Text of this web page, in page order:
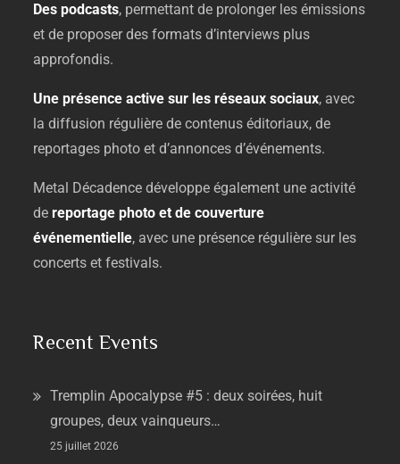
Despodcasts, permettantde prolonger lesémissions
etde proposerdesformatsd’interviews plus
approfondis.
Uneprésenceactivesur lesréseauxsociaux, avec
ladiffusion régulièredecontenuséditoriaux,de
reportages photoetd’annoncesd’événements.
Metal Décadencedéveloppeégalement une activité
dereportagephotoetdecouverture
événementielle, avec une présence régulière sur les
concertsetfestivals.
Recent Events
Tremplin Apocalypse #5 : deux soirées, huit
groupes, deux vainqueurs…
25 juillet 2026